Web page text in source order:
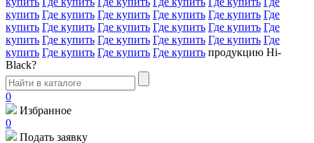
купить Где купить Где купить Где купить Где купить Где
купить Где купить Где купить Где купить Где купить Где
купить Где купить Где купить Где купить Где купить Где
купить Где купить Где купить Где купить продукцию Hi-
Black?
0
Избранное
0
Подать заявку